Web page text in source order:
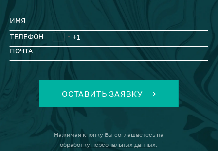
ИМЯ
ТЕЛЕФОН
ПОЧТА
ОСТАВИТЬ ЗАЯВКУ
Нажимая кнопку Вы соглашаетесь на
обработку персональных данных.